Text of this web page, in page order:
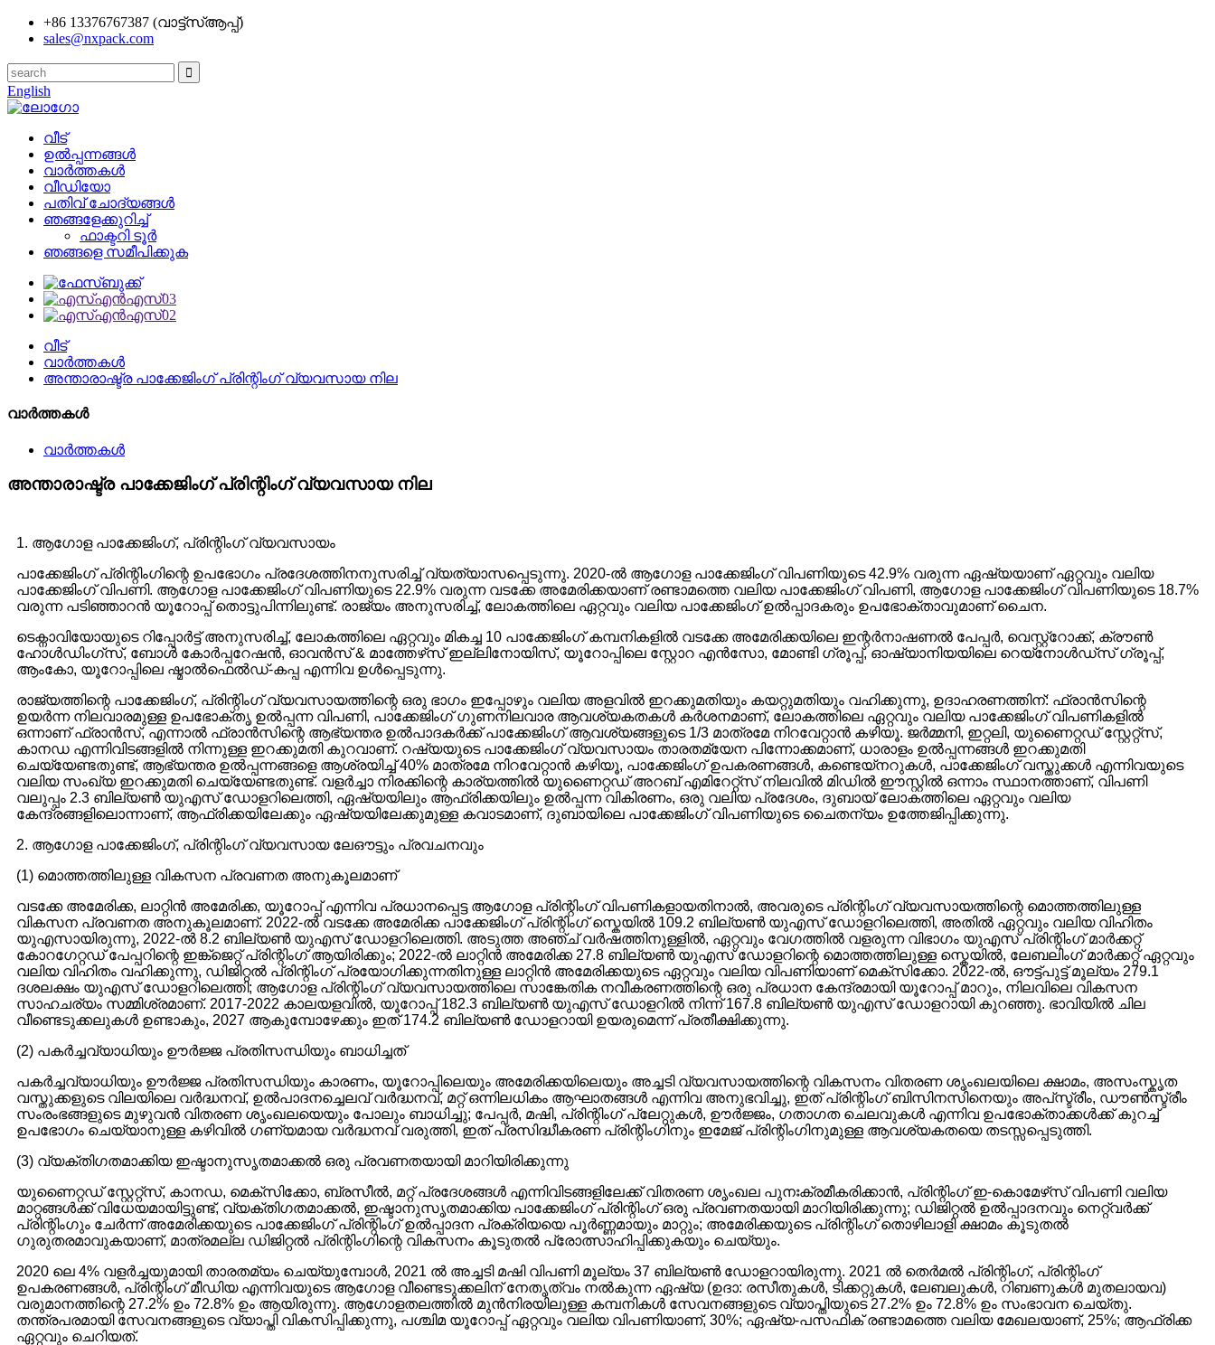
+86 13376767387 (വാട്ട്‌സ്ആപ്പ്)
sales@nxpack.com
English
വീട്
ഉൽപ്പന്നങ്ങൾ
വാർത്തകൾ
വീഡിയോ
പതിവ് ചോദ്യങ്ങൾ
ഞങ്ങളേക്കുറിച്ച്
ഫാക്ടറി ടൂർ
ഞങ്ങളെ സമീപിക്കുക
വീട്
വാർത്തകൾ
അന്താരാഷ്ട്ര പാക്കേജിംഗ് പ്രിന്റിംഗ് വ്യവസായ നില
വാർത്തകൾ
വാർത്തകൾ
അന്താരാഷ്ട്ര പാക്കേജിംഗ് പ്രിന്റിംഗ് വ്യവസായ നില
1. ആഗോള പാക്കേജിംഗ്, പ്രിന്റിംഗ് വ്യവസായം
പാക്കേജിംഗ് പ്രിന്റിംഗിന്റെ ഉപഭോഗം പ്രദേശത്തിനനുസരിച്ച് വ്യത്യാസപ്പെടുന്നു. 2020-ൽ ആഗോള പാക്കേജിംഗ് വിപണിയുടെ 42.9% വരുന്ന ഏഷ്യയാണ് ഏറ്റവും വലിയ
പാക്കേജിംഗ് വിപണി. ആഗോള പാക്കേജിംഗ് വിപണിയുടെ 22.9% വരുന്ന വടക്കേ അമേരിക്കയാണ് രണ്ടാമത്തെ വലിയ പാക്കേജിംഗ് വിപണി, ആഗോള പാക്കേജിംഗ് വിപണിയുടെ 18.7%
വരുന്ന പടിഞ്ഞാറൻ യൂറോപ്പ് തൊട്ടുപിന്നിലുണ്ട്. രാജ്യം അനുസരിച്ച്, ലോകത്തിലെ ഏറ്റവും വലിയ പാക്കേജിംഗ് ഉൽപ്പാദകരും ഉപഭോക്താവുമാണ് ചൈന.
ടെക്നാവിയോയുടെ റിപ്പോർട്ട് അനുസരിച്ച്, ലോകത്തിലെ ഏറ്റവും മികച്ച 10 പാക്കേജിംഗ് കമ്പനികളിൽ വടക്കേ അമേരിക്കയിലെ ഇന്റർനാഷണൽ പേപ്പർ, വെസ്റ്റ്റോക്ക്, ക്രൗൺ
ഹോൾഡിംഗ്സ്, ബോൾ കോർപ്പറേഷൻ, ഓവൻസ് & മാത്തേഴ്‌സ് ഇല്ലിനോയിസ്, യൂറോപ്പിലെ സ്റ്റോറ എൻസോ, മോണ്ടി ഗ്രൂപ്പ്, ഓഷ്യാനിയയിലെ റെയ്നോൾഡ്സ് ഗ്രൂപ്പ്,
ആംകോ, യൂറോപ്പിലെ ഷ്മാൽഫെൽഡ്-കപ്പ എന്നിവ ഉൾപ്പെടുന്നു.
രാജ്യത്തിന്റെ പാക്കേജിംഗ്, പ്രിന്റിംഗ് വ്യവസായത്തിന്റെ ഒരു ഭാഗം ഇപ്പോഴും വലിയ അളവിൽ ഇറക്കുമതിയും കയറ്റുമതിയും വഹിക്കുന്നു, ഉദാഹരണത്തിന്: ഫ്രാൻസിന്റെ
ഉയർന്ന നിലവാരമുള്ള ഉപഭോക്തൃ ഉൽപ്പന്ന വിപണി, പാക്കേജിംഗ് ഗുണനിലവാര ആവശ്യകതകൾ കർശനമാണ്, ലോകത്തിലെ ഏറ്റവും വലിയ പാക്കേജിംഗ് വിപണികളിൽ
ഒന്നാണ് ഫ്രാൻസ്, എന്നാൽ ഫ്രാൻസിന്റെ ആഭ്യന്തര ഉൽ‌പാദകർക്ക് പാക്കേജിംഗ് ആവശ്യങ്ങളുടെ 1/3 മാത്രമേ നിറവേറ്റാൻ കഴിയൂ. ജർമ്മനി, ഇറ്റലി, യുണൈറ്റഡ് സ്റ്റേറ്റ്സ്,
കാനഡ എന്നിവിടങ്ങളിൽ നിന്നുള്ള ഇറക്കുമതി കുറവാണ്. റഷ്യയുടെ പാക്കേജിംഗ് വ്യവസായം താരതമ്യേന പിന്നോക്കമാണ്, ധാരാളം ഉൽപ്പന്നങ്ങൾ ഇറക്കുമതി
ചെയ്യേണ്ടതുണ്ട്, ആഭ്യന്തര ഉൽപ്പന്നങ്ങളെ ആശ്രയിച്ച് 40% മാത്രമേ നിറവേറ്റാൻ കഴിയൂ, പാക്കേജിംഗ് ഉപകരണങ്ങൾ, കണ്ടെയ്നറുകൾ, പാക്കേജിംഗ് വസ്തുക്കൾ എന്നിവയുടെ
വലിയ സംഖ്യ ഇറക്കുമതി ചെയ്യേണ്ടതുണ്ട്. വളർച്ചാ നിരക്കിന്റെ കാര്യത്തിൽ യുണൈറ്റഡ് അറബ് എമിറേറ്റ്സ് നിലവിൽ മിഡിൽ ഈസ്റ്റിൽ ഒന്നാം സ്ഥാനത്താണ്, വിപണി
വലുപ്പം 2.3 ബില്യൺ യുഎസ് ഡോളറിലെത്തി, ഏഷ്യയിലും ആഫ്രിക്കയിലും ഉൽപ്പന്ന വികിരണം, ഒരു വലിയ പ്രദേശം, ദുബായ് ലോകത്തിലെ ഏറ്റവും വലിയ
കേന്ദ്രങ്ങളിലൊന്നാണ്, ആഫ്രിക്കയിലേക്കും ഏഷ്യയിലേക്കുമുള്ള കവാടമാണ്, ദുബായിലെ പാക്കേജിംഗ് വിപണിയുടെ ചൈതന്യം ഉത്തേജിപ്പിക്കുന്നു.
2. ആഗോള പാക്കേജിംഗ്, പ്രിന്റിംഗ് വ്യവസായ ലേഔട്ടും പ്രവചനവും
(1) മൊത്തത്തിലുള്ള വികസന പ്രവണത അനുകൂലമാണ്
വടക്കേ അമേരിക്ക, ലാറ്റിൻ അമേരിക്ക, യൂറോപ്പ് എന്നിവ പ്രധാനപ്പെട്ട ആഗോള പ്രിന്റിംഗ് വിപണികളായതിനാൽ, അവരുടെ പ്രിന്റിംഗ് വ്യവസായത്തിന്റെ മൊത്തത്തിലുള്ള
വികസന പ്രവണത അനുകൂലമാണ്. 2022-ൽ വടക്കേ അമേരിക്ക പാക്കേജിംഗ് പ്രിന്റിംഗ് സ്കെയിൽ 109.2 ബില്യൺ യുഎസ് ഡോളറിലെത്തി, അതിൽ ഏറ്റവും വലിയ വിഹിതം
യുഎസായിരുന്നു, 2022-ൽ 8.2 ബില്യൺ യുഎസ് ഡോളറിലെത്തി. അടുത്ത അഞ്ച് വർഷത്തിനുള്ളിൽ, ഏറ്റവും വേഗത്തിൽ വളരുന്ന വിഭാഗം യുഎസ് പ്രിന്റിംഗ് മാർക്കറ്റ്
കോറഗേറ്റഡ് പേപ്പറിന്റെ ഇങ്ക്ജെറ്റ് പ്രിന്റിംഗ് ആയിരിക്കും; 2022-ൽ ലാറ്റിൻ അമേരിക്ക 27.8 ബില്യൺ യുഎസ് ഡോളറിന്റെ മൊത്തത്തിലുള്ള സ്കെയിൽ, ലേബലിംഗ് മാർക്കറ്റ് ഏറ്റവും
വലിയ വിഹിതം വഹിക്കുന്നു, ഡിജിറ്റൽ പ്രിന്റിംഗ് പ്രയോഗിക്കുന്നതിനുള്ള ലാറ്റിൻ അമേരിക്കയുടെ ഏറ്റവും വലിയ വിപണിയാണ് മെക്സിക്കോ. 2022-ൽ, ഔട്ട്പുട്ട് മൂല്യം 279.1
ദശലക്ഷം യുഎസ് ഡോളറിലെത്തി; ആഗോള പ്രിന്റിംഗ് വ്യവസായത്തിലെ സാങ്കേതിക നവീകരണത്തിന്റെ ഒരു പ്രധാന കേന്ദ്രമായി യൂറോപ്പ് മാറും, നിലവിലെ വികസന
സാഹചര്യം സമ്മിശ്രമാണ്. 2017-2022 കാലയളവിൽ, യൂറോപ്പ് 182.3 ബില്യൺ യുഎസ് ഡോളറിൽ നിന്ന് 167.8 ബില്യൺ യുഎസ് ഡോളറായി കുറഞ്ഞു. ഭാവിയിൽ ചില
വീണ്ടെടുക്കലുകൾ ഉണ്ടാകും, 2027 ആകുമ്പോഴേക്കും ഇത് 174.2 ബില്യൺ ഡോളറായി ഉയരുമെന്ന് പ്രതീക്ഷിക്കുന്നു.
(2) പകർച്ചവ്യാധിയും ഊർജ്ജ പ്രതിസന്ധിയും ബാധിച്ചത്
പകർച്ചവ്യാധിയും ഊർജ്ജ പ്രതിസന്ധിയും കാരണം, യൂറോപ്പിലെയും അമേരിക്കയിലെയും അച്ചടി വ്യവസായത്തിന്റെ വികസനം വിതരണ ശൃംഖലയിലെ ക്ഷാമം, അസംസ്കൃത
വസ്തുക്കളുടെ വിലയിലെ വർദ്ധനവ്, ഉൽ‌പാദനച്ചെലവ് വർദ്ധനവ്, മറ്റ് ഒന്നിലധികം ആഘാതങ്ങൾ എന്നിവ അനുഭവിച്ചു, ഇത് പ്രിന്റിംഗ് ബിസിനസിനെയും അപ്‌സ്ട്രീം, ഡൗൺസ്ട്രീം
സംരംഭങ്ങളുടെ മുഴുവൻ വിതരണ ശൃംഖലയെയും പോലും ബാധിച്ചു; പേപ്പർ, മഷി, പ്രിന്റിംഗ് പ്ലേറ്റുകൾ, ഊർജ്ജം, ഗതാഗത ചെലവുകൾ എന്നിവ ഉപഭോക്താക്കൾക്ക് കുറച്ച്
ഉപഭോഗം ചെയ്യാനുള്ള കഴിവിൽ ഗണ്യമായ വർദ്ധനവ് വരുത്തി, ഇത് പ്രസിദ്ധീകരണ പ്രിന്റിംഗിനും ഇമേജ് പ്രിന്റിംഗിനുമുള്ള ആവശ്യകതയെ തടസ്സപ്പെടുത്തി.
(3) വ്യക്തിഗതമാക്കിയ ഇഷ്ടാനുസൃതമാക്കൽ ഒരു പ്രവണതയായി മാറിയിരിക്കുന്നു
യുണൈറ്റഡ് സ്റ്റേറ്റ്സ്, കാനഡ, മെക്സിക്കോ, ബ്രസീൽ, മറ്റ് പ്രദേശങ്ങൾ എന്നിവിടങ്ങളിലേക്ക് വിതരണ ശൃംഖല പുനഃക്രമീകരിക്കാൻ, പ്രിന്റിംഗ് ഇ-കൊമേഴ്‌സ് വിപണി വലിയ
മാറ്റങ്ങൾക്ക് വിധേയമായിട്ടുണ്ട്, വ്യക്തിഗതമാക്കൽ, ഇഷ്ടാനുസൃതമാക്കിയ പാക്കേജിംഗ് പ്രിന്റിംഗ് ഒരു പ്രവണതയായി മാറിയിരിക്കുന്നു; ഡിജിറ്റൽ ഉൽപ്പാദനവും നെറ്റ്‌വർക്ക്
പ്രിന്റിംഗും ചേർന്ന് അമേരിക്കയുടെ പാക്കേജിംഗ് പ്രിന്റിംഗ് ഉൽപ്പാദന പ്രക്രിയയെ പൂർണ്ണമായും മാറ്റും; അമേരിക്കയുടെ പ്രിന്റിംഗ് തൊഴിലാളി ക്ഷാമം കൂടുതൽ
ഗുരുതരമാവുകയാണ്, മാത്രമല്ല ഡിജിറ്റൽ പ്രിന്റിംഗിന്റെ വികസനം കൂടുതൽ പ്രോത്സാഹിപ്പിക്കുകയും ചെയ്യും.
2020 ലെ 4% വളർച്ചയുമായി താരതമ്യം ചെയ്യുമ്പോൾ, 2021 ൽ അച്ചടി മഷി വിപണി മൂല്യം 37 ബില്യൺ ഡോളറായിരുന്നു. 2021 ൽ തെർമൽ പ്രിന്റിംഗ്, പ്രിന്റിംഗ്
ഉപകരണങ്ങൾ, പ്രിന്റിംഗ് മീഡിയ എന്നിവയുടെ ആഗോള വീണ്ടെടുക്കലിന് നേതൃത്വം നൽകുന്ന ഏഷ്യ (ഉദാ: രസീതുകൾ, ടിക്കറ്റുകൾ, ലേബലുകൾ, റിബണുകൾ മുതലായവ)
വരുമാനത്തിന്റെ 27.2% ഉം 72.8% ഉം ആയിരുന്നു. ആഗോളതലത്തിൽ മുൻനിരയിലുള്ള കമ്പനികൾ സേവനങ്ങളുടെ വ്യാപ്തിയുടെ 27.2% ഉം 72.8% ഉം സംഭാവന ചെയ്തു.
തന്ത്രപരമായി സേവനങ്ങളുടെ വ്യാപ്തി വികസിപ്പിക്കുന്നു, പശ്ചിമ യൂറോപ്പ് ഏറ്റവും വലിയ വിപണിയാണ്, 30%; ഏഷ്യ-പസഫിക് രണ്ടാമത്തെ വലിയ മേഖലയാണ്, 25%; ആഫ്രിക്ക
ഏറ്റവും ചെറിയത്.